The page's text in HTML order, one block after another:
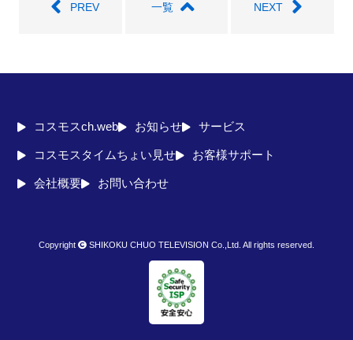
PREV 一覧 NEXT
コスモスch.web お知らせ サービス
コスモスタイムちょい見せ お客様サポート
会社概要 お問い合わせ
Copyright SHIKOKU CHUO TELEVISION Co.,Ltd. All rights reserved.